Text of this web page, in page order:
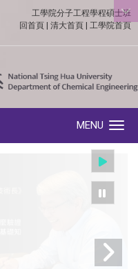
:::
工學院分子工程學程碩士班
回首頁
清大首頁 工學院首頁
MENU